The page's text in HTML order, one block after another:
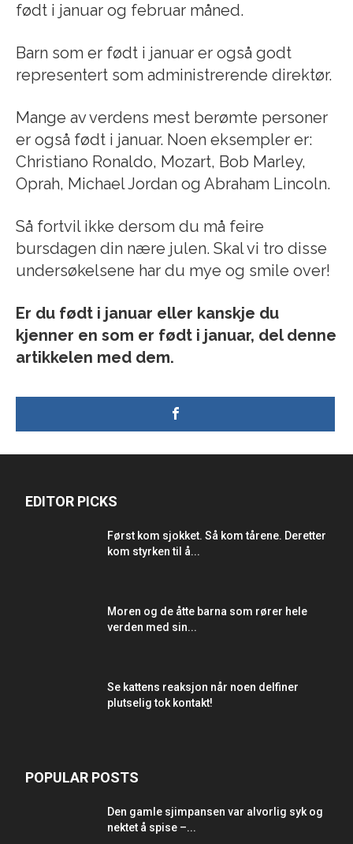
født i januar og februar måned.
Barn som er født i januar er også godt
representert som administrerende direktør.
Mange av verdens mest berømte personer
er også født i januar. Noen eksempler er:
Christiano Ronaldo, Mozart, Bob Marley,
Oprah, Michael Jordan og Abraham Lincoln.
Så fortvil ikke dersom du må feire
bursdagen din nære julen. Skal vi tro disse
undersøkelsene har du mye og smile over!
Er du født i januar eller kanskje du
kjenner en som er født i januar, del denne
artikkelen med dem.
EDITOR PICKS
Først kom sjokket. Så kom tårene. Deretter
kom styrken til å...
Moren og de åtte barna som rører hele
verden med sin...
Se kattens reaksjon når noen delfiner
plutselig tok kontakt!
POPULAR POSTS
Den gamle sjimpansen var alvorlig syk og
nektet å spise –...